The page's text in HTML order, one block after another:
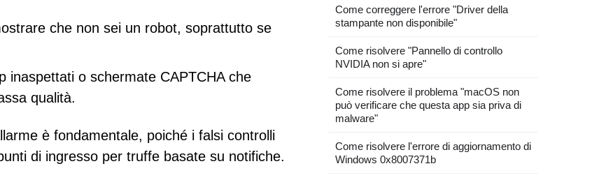
che non sei un robot, soprattutto se
inaspettati o schermate CAPTCHA che
qualità.
è fondamentale, poiché i falsi controlli
di ingresso per truffe basate su notifiche.
Come correggere l'errore "Driver della
stampante non disponibile"
Come risolvere "Pannello di controllo
NVIDIA non si apre"
Come risolvere il problema "macOS non
può verificare che questa app sia priva di
malware"
Come risolvere l'errore di aggiornamento di
Windows 0x8007371b